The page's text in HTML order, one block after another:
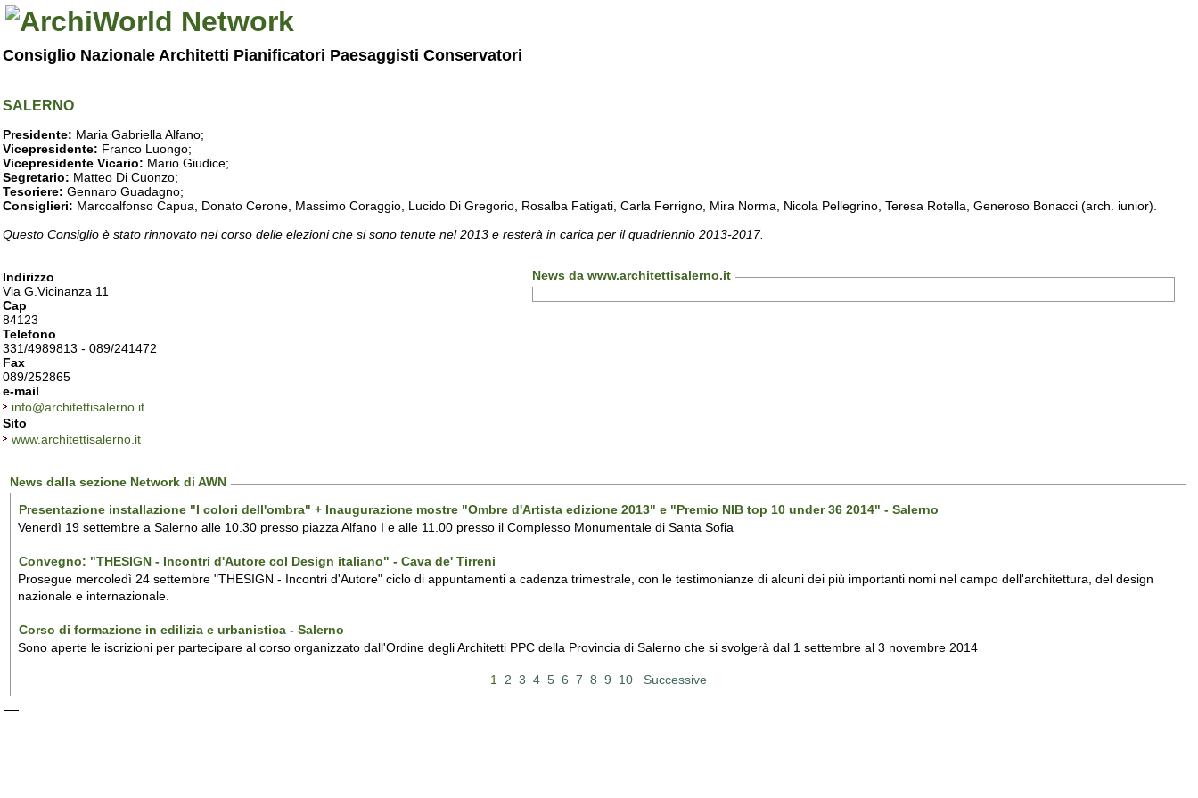
Consiglio Nazionale Architetti Pianificatori Paesaggisti Conservatori
SALERNO
Presidente: Maria Gabriella Alfano;
Vicepresidente: Franco Luongo;
Vicepresidente Vicario: Mario Giudice;
Segretario: Matteo Di Cuonzo;
Tesoriere: Gennaro Guadagno;
Consiglieri: Marcoalfonso Capua, Donato Cerone, Massimo Coraggio, Lucido Di Gregorio, Rosalba Fatigati, Carla Ferrigno, Mira Norma, Nicola Pellegrino, Teresa Rotella, Generoso Bonacci (arch. iunior).
Questo Consiglio è stato rinnovato nel corso delle elezioni che si sono tenute nel 2013 e resterà in carica per il quadriennio 2013-2017.
Indirizzo
Via G.Vicinanza 11
Cap
84123
Telefono
331/4989813 - 089/241472
Fax
089/252865
e-mail
info@architettisalerno.it
Sito
www.architettisalerno.it
News da www.architettisalerno.it
News dalla sezione Network di AWN
Presentazione installazione "I colori dell'ombra" + Inaugurazione mostre "Ombre d'Artista edizione 2013" e "Premio NIB top 10 under 36 2014" - Salerno
Venerdì 19 settembre a Salerno alle 10.30 presso piazza Alfano I e alle 11.00 presso il Complesso Monumentale di Santa Sofia
Convegno: "THESIGN - Incontri d'Autore col Design italiano" - Cava de' Tirreni
Prosegue mercoledì 24 settembre "THESIGN - Incontri d'Autore" ciclo di appuntamenti a cadenza trimestrale, con le testimonianze di alcuni dei più importanti nomi nel campo dell'architettura, del design
nazionale e internazionale.
Corso di formazione in edilizia e urbanistica - Salerno
Sono aperte le iscrizioni per partecipare al corso organizzato dall'Ordine degli Architetti PPC della Provincia di Salerno che si svolgerà dal 1 settembre al 3 novembre 2014
1 2 3 4 5 6 7 8 9 10 Successive